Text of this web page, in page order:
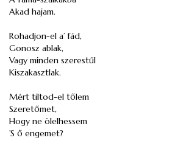
Akad hajam.
Rohadjon-el a’ fád,
Gonosz ablak,
Vagy minden szerestűl
Kiszakasztlak.
Mért tiltod-el tőlem
Szeretőmet,
Hogy ne ölelhessem
’S ő engemet?